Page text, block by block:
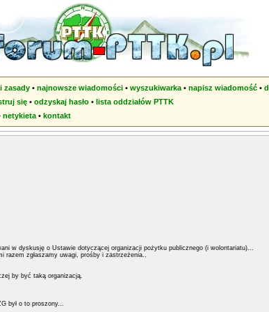
zasady • najnowsze wiadomości • wyszukiwarka • napisz wiadomość •
się • odzyskaj hasło • lista oddziałów PTTK
netykieta • kontakt
w dyskusję o Ustawie dotyczącej organizacji pożytku publicznego (i wolontariatu)...
razem zgłaszamy uwagi, prośby i zastrzeżenia..
by być taką organizacją.
był o to proszony...